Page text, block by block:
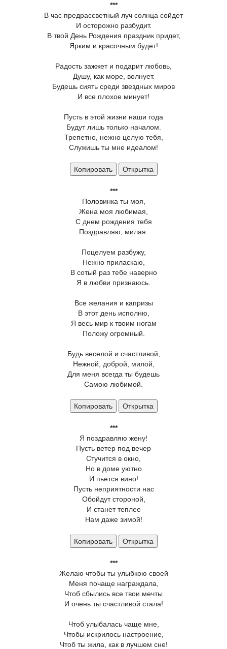
***
В час предрассветный луч солнца сойдет
И осторожно разбудит.
В твой День Рождения праздник придет,
Ярким и красочным будет!
Радость зажжет и подарит любовь,
Душу, как море, волнует.
Будешь сиять среди звездных миров
И все плохое минует!
Пусть в этой жизни наши года
Будут лишь только началом.
Трепетно, нежно целую тебя,
Служишь ты мне идеалом!
Копировать Открытка
***
Половинка ты моя,
Жена моя любимая,
С днем рождения тебя
Поздравляю, милая.
Поцелуем разбужу,
Нежно приласкаю,
В сотый раз тебе наверно
Я в любви признаюсь.
Все желания и капризы
В этот день исполню,
Я весь мир к твоим ногам
Положу огромный.
Будь веселой и счастливой,
Нежной, доброй, милой,
Для меня всегда ты будешь
Самою любимой.
Копировать Открытка
***
Я поздравляю жену!
Пусть ветер под вечер
Стучится в окно,
Но в доме уютно
И пьется вино!
Пусть неприятности нас
Обойдут стороной,
И станет теплее
Нам даже зимой!
Копировать Открытка
***
Желаю чтобы ты улыбкою своей
Меня почаще награждала,
Чтоб сбылись все твои мечты
И очень ты счастливой стала!
Чтоб улыбалась чаще мне,
Чтобы искрилось настроение,
Чтоб ты жила, как в лучшем сне!